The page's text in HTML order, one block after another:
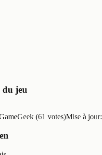
du jeu
(61 votes)Mise à jour: